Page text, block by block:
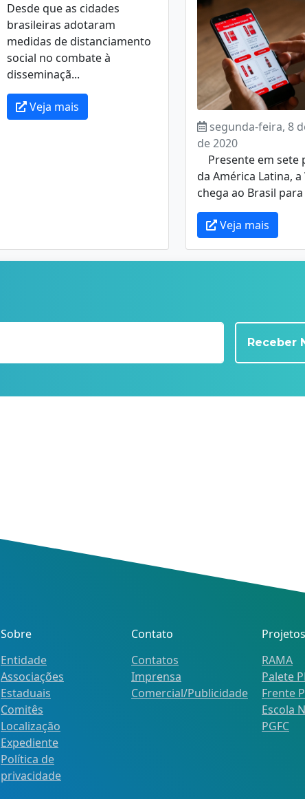
Desde que as cidades
brasileiras adotaram
medidas de distanciamento
social no combate à
disseminaçã...
Veja mais
segunda-feira, 8
de 2020
Presente em sete
da América Latina, a
chega ao Brasil
Veja mais
Receber
Sobre
Entidade
Associações
Estaduais
Comitês
Localização
Expediente
Política de
privacidade
Contato
Contatos
Imprensa
Comercial/Publicidade
Projetos
RAMA
Palete
Frente
Escola
PGFC